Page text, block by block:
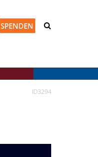
SPENDEN
ID3294